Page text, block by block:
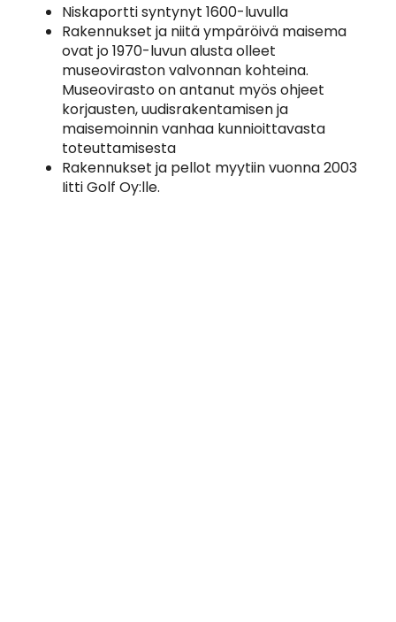
Niskaportti syntynyt 1600-luvulla
Rakennukset ja niitä ympäröivä maisema
ovat jo 1970-luvun alusta olleet
museoviraston valvonnan kohteina.
Museovirasto on antanut myös ohjeet
korjausten, uudisrakentamisen ja
maisemoinnin vanhaa kunnioittavasta
toteuttamisesta
Rakennukset ja pellot myytiin vuonna 2003
Iitti Golf Oy:lle.